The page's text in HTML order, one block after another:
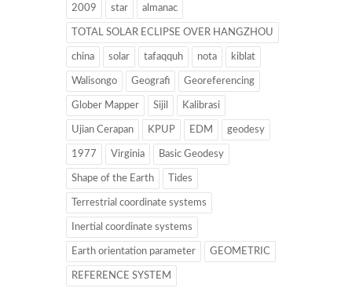
2009 star almanac
TOTAL SOLAR ECLIPSE OVER HANGZHOU
china solar tafaqquh nota kiblat
Walisongo Geografi Georeferencing
Glober Mapper Sijil Kalibrasi
Ujian Cerapan KPUP EDM geodesy
1977 Virginia Basic Geodesy
Shape of the Earth Tides
Terrestrial coordinate systems
Inertial coordinate systems
Earth orientation parameter GEOMETRIC
REFERENCE SYSTEM